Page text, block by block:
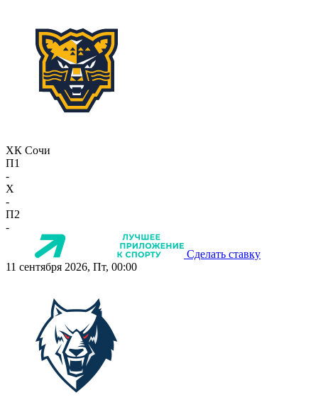
ХК Сочи
П1
-
X
-
П2
-
Сделать ставку
11 сентября 2026, Пт, 00:00